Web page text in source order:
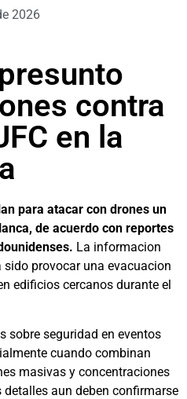
2026
contra
en la
para atacar con drones un
de acuerdo con reportes
La informacion
provocar una evacuacion
edificios cercanos durante el
sobre seguridad en eventos
cuando combinan
masivas y concentraciones
aun deben confirmarse